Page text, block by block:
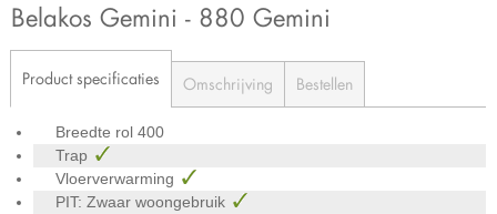
Belakos Gemini - 880 Gemini
Product specificaties Omschrijving Bestellen
Breedte rol 400
Trap
Vloerverwarming
PIT: Zwaar woongebruik